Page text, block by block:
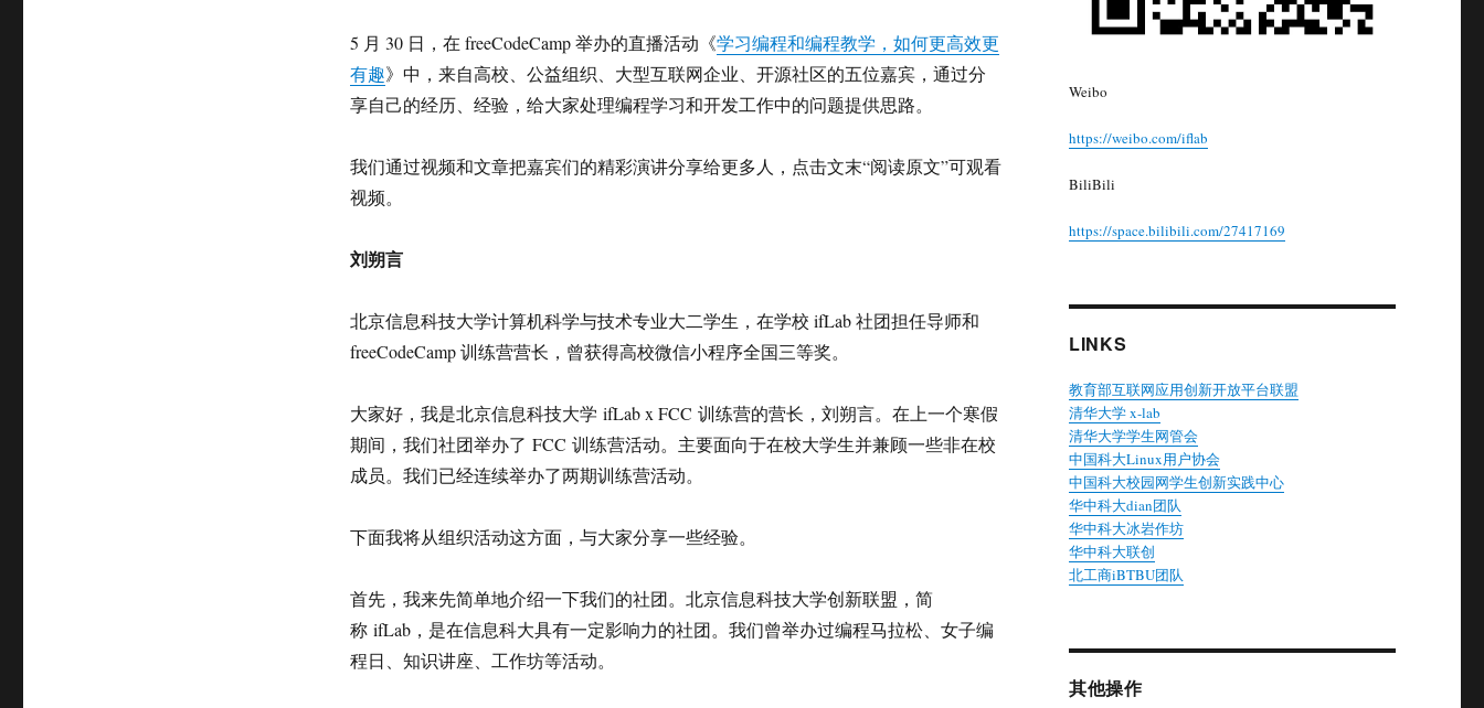
5 月 30 日，在 freeCodeCamp 举办的直播活动《学习编程和编程教学，如何更高效更
有趣》中，来自高校、公益组织、大型互联网企业、开源社区的五位嘉宾，通过分
享自己的经历、经验，给大家处理编程学习和开发工作中的问题提供思路。
我们通过视频和文章把嘉宾们的精彩演讲分享给更多人，点击文末“阅读原文”可观看
视频。
刘朔言
北京信息科技大学计算机科学与技术专业大二学生，在学校 ifLab 社团担任导师和
freeCodeCamp 训练营营长，曾获得高校微信小程序全国三等奖。
大家好，我是北京信息科技大学 ifLab x FCC 训练营的营长，刘朔言。在上一个寒假
期间，我们社团举办了 FCC 训练营活动。主要面向于在校大学生并兼顾一些非在校
成员。我们已经连续举办了两期训练营活动。
下面我将从组织活动这方面，与大家分享一些经验。
首先，我来先简单地介绍一下我们的社团。北京信息科技大学创新联盟，简
称 ifLab，是在信息科大具有一定影响力的社团。我们曾举办过编程马拉松、女子编
程日、知识讲座、工作坊等活动。
Weibo
https://weibo.com/iflab
BiliBili
https://space.bilibili.com/27417169
LINKS
教育部互联网应用创新开放平台联盟
清华大学 x-lab
清华大学学生网管会
中国科大Linux用户协会
中国科大校园网学生创新实践中心
华中科大dian团队
华中科大冰岩作坊
华中科大联创
北工商iBTBU团队
其他操作